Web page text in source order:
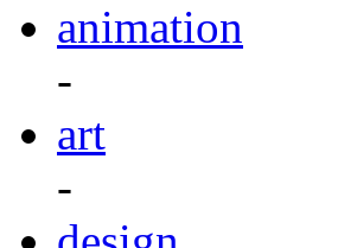
animation
-
art
-